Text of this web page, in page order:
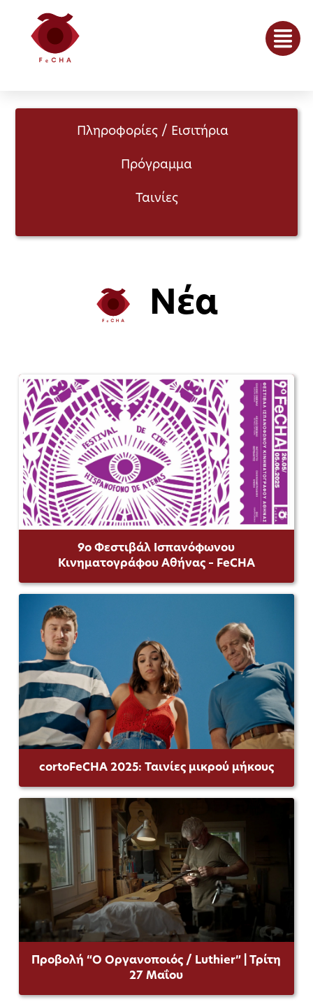
Πληροφορίες / Εισιτήρια
Πρόγραμμα
Ταινίες
Νέα
9ο Φεστιβάλ Ισπανόφωνου
Κινηματογράφου Αθήνας – FeCHA
cortoFeCHA 2025: Ταινίες μικρού μήκους
Προβολή “Ο Οργανοποιός / Luthier” | Τρίτη
27 Μαΐου